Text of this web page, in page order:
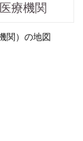
療機関
関）の地図